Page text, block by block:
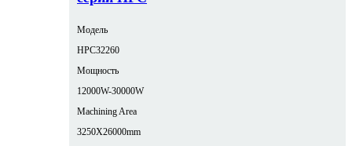
Модель
HPC32260
Мощность
12000W-30000W
Machining Area
3250X26000mm